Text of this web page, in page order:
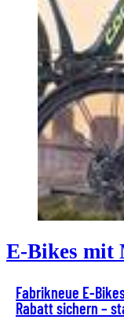
E-Bikes mit
Fabrikneue E-
Rabatt sichern –